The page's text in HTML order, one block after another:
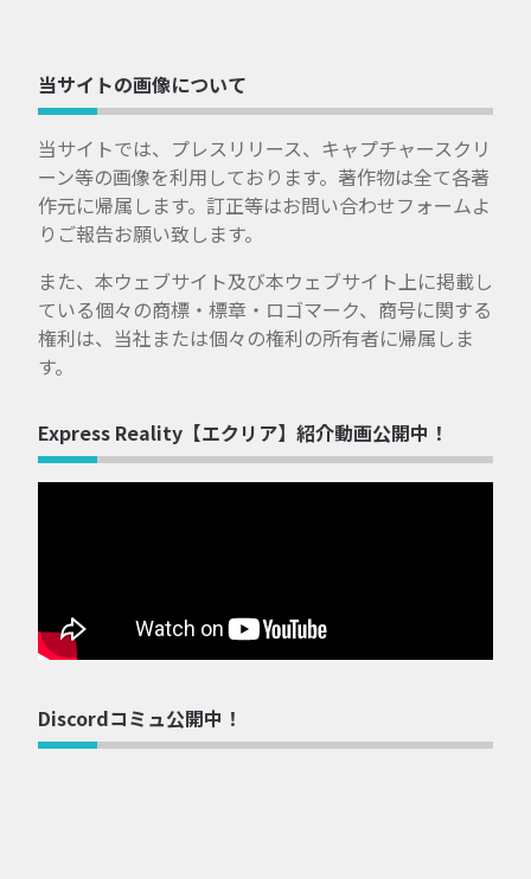
当サイトの画像について
当サイトでは、プレスリリース、キャプチャースクリ
ーン等の画像を利用しております。著作物は全て各著
作元に帰属します。訂正等はお問い合わせフォームよ
りご報告お願い致します。
また、本ウェブサイト及び本ウェブサイト上に掲載し
ている個々の商標・標章・ロゴマーク、商号に関する
権利は、当社または個々の権利の所有者に帰属しま
す。
Express Reality【エクリア】紹介動画公開中！
Discordコミュ公開中！